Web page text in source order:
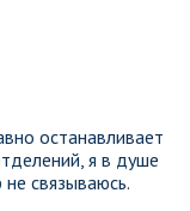
останавливает
я в душе
связываюсь.